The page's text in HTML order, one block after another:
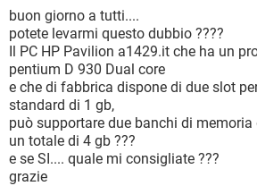
HARDWARE
INSTAGRAM
TIKTOK
HARDWARE
iOS
INSTAGRAM
TIKTOK
HARDWARE
COVID-19
INTRATTENIMENTO ANDROID
iOS
INSTAGRAM
TIKTOK
HARDWARE
buon giorno a tutti....
potete levarmi questo dubbio ????
Il PC HP Pavilion a1429.it che ha un
pentium D 930 Dual core
e che di fabbrica dispone di due slot
standard di 1 gb,
può supportare due banchi di
un totale di 4 gb ???
e se SI.... quale mi consigliate ???
grazie